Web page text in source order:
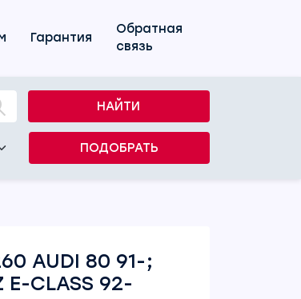
Гарантия
Обратная
связь
НАЙТИ
ПОДОБРАТЬ
AUDI 80 91-;
E-CLASS 92-